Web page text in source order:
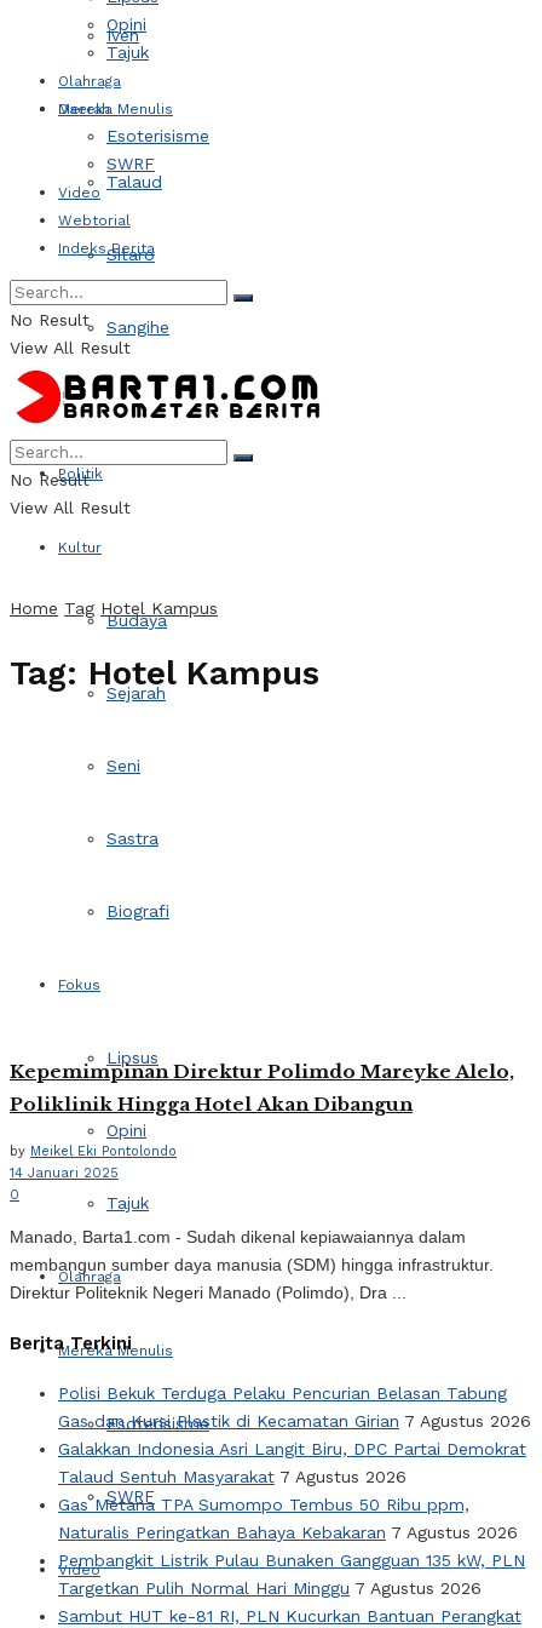
Iven
Daerah
Talaud
Sitaro
Sangihe
Kotamobagu
Politik
Kultur
Budaya
Sejarah
Seni
Sastra
Biografi
Fokus
Lipsus
Opini
Tajuk
Olahraga
Mereka Menulis
Esoterisisme
SWRF
Video
Opini
Tajuk
Olahraga
Mereka Menulis
Esoterisisme
SWRF
Video
Webtorial
Indeks Berita
No Result
View All Result
No Result
View All Result
Home Tag Hotel Kampus
Tag: Hotel Kampus
Kepemimpinan Direktur Polimdo Mareyke Alelo,
Poliklinik Hingga Hotel Akan Dibangun
by Meikel Eki Pontolondo
14 Januari 2025
0
Manado, Barta1.com - Sudah dikenal kepiawaiannya dalam
membangun sumber daya manusia (SDM) hingga infrastruktur.
Direktur Politeknik Negeri Manado (Polimdo), Dra ...
Berita Terkini
Polisi Bekuk Terduga Pelaku Pencurian Belasan Tabung
Gas dan Kursi Plastik di Kecamatan Girian 7 Agustus 2026
Galakkan Indonesia Asri Langit Biru, DPC Partai Demokrat
Talaud Sentuh Masyarakat 7 Agustus 2026
Gas Metana TPA Sumompo Tembus 50 Ribu ppm,
Naturalis Peringatkan Bahaya Kebakaran 7 Agustus 2026
Pembangkit Listrik Pulau Bunaken Gangguan 135 kW, PLN
Targetkan Pulih Normal Hari Minggu 7 Agustus 2026
Sambut HUT ke-81 RI, PLN Kucurkan Bantuan Perangkat